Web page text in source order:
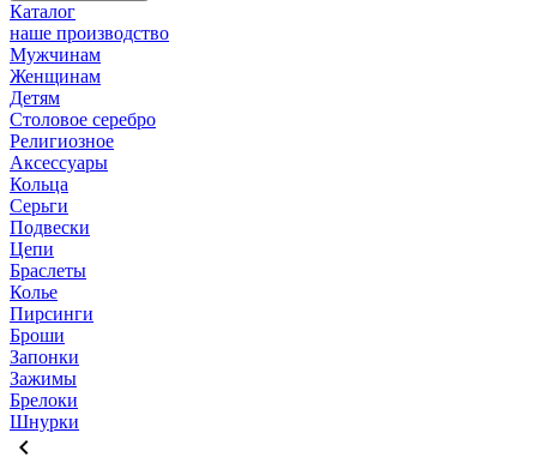
Каталог
наше производство
Мужчинам
Женщинам
Детям
Столовое серебро
Религиозное
Аксессуары
Кольца
Серьги
Подвески
Цепи
Браслеты
Колье
Пирсинги
Броши
Запонки
Зажимы
Брелоки
Шнурки
keyboard_arrow_left